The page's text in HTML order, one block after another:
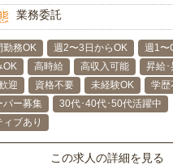
業務委託
勤務OK 週2〜3日からOK
週1〜
OK
高時給 高収入可能
昇給･
迎
資格不要 未経験OK
学歴
パー募集
30代･40代･50代活躍中
ブあり
この求人の詳細を見る